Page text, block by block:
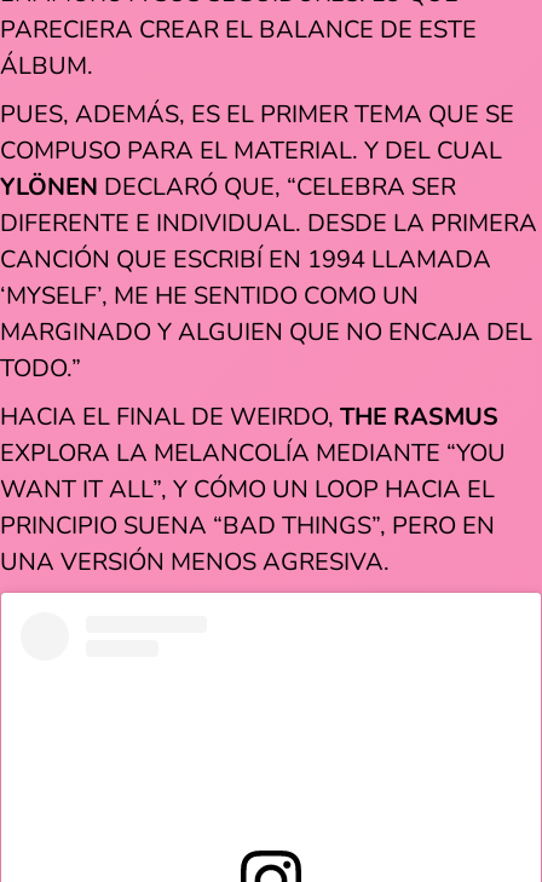
PARECIERA CREAR EL BALANCE DE ESTE
ÁLBUM.
PUES, ADEMÁS, ES EL PRIMER TEMA QUE SE
COMPUSO PARA EL MATERIAL. Y DEL CUAL
YLÖNEN DECLARÓ QUE, “CELEBRA SER
DIFERENTE E INDIVIDUAL. DESDE LA PRIMERA
CANCIÓN QUE ESCRIBÍ EN 1994 LLAMADA
‘MYSELF’, ME HE SENTIDO COMO UN
MARGINADO Y ALGUIEN QUE NO ENCAJA DEL
TODO.”
HACIA EL FINAL DE WEIRDO, THE RASMUS
EXPLORA LA MELANCOLÍA MEDIANTE “YOU
WANT IT ALL”, Y CÓMO UN LOOP HACIA EL
PRINCIPIO SUENA “BAD THINGS”, PERO EN
UNA VERSIÓN MENOS AGRESIVA.